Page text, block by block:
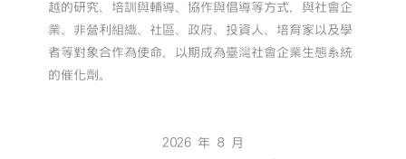
越的研究、培訓與輔導、協作與倡導等方式，與社會企
業、非營利組織、社區、政府、投資人、培育家以及學
者等對象合作為使命，以期成為臺灣社會企業生態系統
的催化劑。
2026 年 8 月